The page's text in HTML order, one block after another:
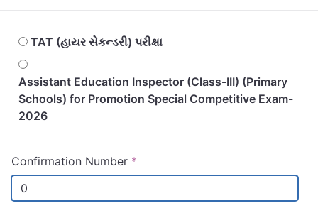
TAT (હાયર સેકન્ડરી) પરીક્ષા
Assistant Education Inspector (Class-III) (Primary
Schools) for Promotion Special Competitive Exam-
2026
Confirmation Number *